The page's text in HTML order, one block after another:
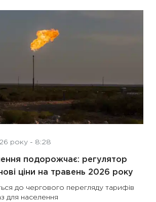
року - 8:28
подорожчає: регулятор
ціни на травень 2026 року
до чергового перегляду тарифів
для населення